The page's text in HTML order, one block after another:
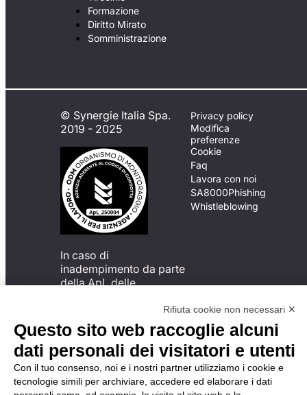
Formazione
Diritto Mirato
Somministrazione
© Synergie Italia Spa.
2019 - 2025
In caso di
inadempimento da parte
della ApL delle
del Codice di Condotta, è
possibile presentare un
reclamo
all’Organismo di
Monitoraggio utilizzando
una delle modalità
descritte al seguente
Privacy policy
Modifica
preferenze
Cookie
Faq
Lavora con noi
SA8000Phishing
Whistleblowing
Rifiuta cookie non necessari ✕
Questo sito web raccoglie alcuni
dati personali dei visitatori e utenti
Con il tuo consenso, noi e i nostri partner utilizziamo i cookie e
tecnologie simili per archiviare, accedere ed elaborare i dati